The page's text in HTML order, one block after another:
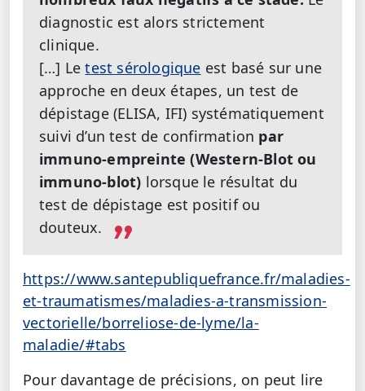
diagnostic est alors strictement
clinique.
[…] Letest sérologique est basé sur une
approche en deux étapes, un test de
dépistage (ELISA, IFI) systématiquement
suivi d’un test de confirmation par
immuno-empreinte (Western-Blot ou
immuno-blot) lorsque le résultat du
test de dépistage est positif ou
douteux.
https://www.santepubliquefrance.fr/maladies-
et-traumatismes/maladies-a-transmission-
vectorielle/borreliose-de-lyme/la-
maladie/#tabs
Pour davantage de précisions, on peut lire